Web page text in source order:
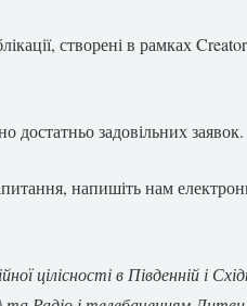
створені в рамках
задовільних заявок.
напишіть нам
в Південній і